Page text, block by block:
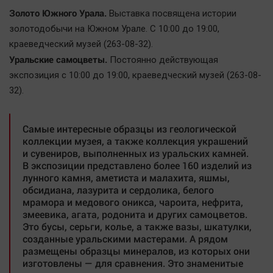
Золото Южного Урала. Выставка посвящена истории
золотодобычи на Южном Урале. С 10:00 до 19:00,
краеведческий музей (263-08-32).
Уральские самоцветы. Постоянно действующая
экспозиция с 10:00 до 19:00, краеведческий музей (263-08-
32).
Самые интересные образцы из геологической
коллекции музея, а также коллекция украшений
и сувениров, выполненных из уральских камней.
В экспозиции представлено более 160 изделий из
лунного камня, аметиста и малахита, яшмы,
обсидиана, лазурита и сердолика, белого
мрамора и медового оникса, чароита, нефрита,
змеевика, агата, родонита и других самоцветов.
Это бусы, серьги, колье, а также вазы, шкатулки,
созданные уральскими мастерами. А рядом
размещены образцы минералов, из которых они
изготовлены — для сравнения. Это знаменитые